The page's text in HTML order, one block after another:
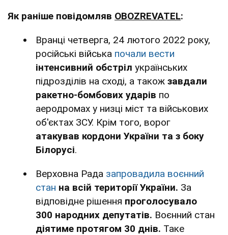
Як раніше повідомляв OBOZREVATEL:
Вранці четверга, 24 лютого 2022 року,
російські війська почали вести
інтенсивний обстріл українських
підрозділів на сході, а також завдали
ракетно-бомбових ударів по
аеродромах у низці міст та військових
об'єктах ЗСУ. Крім того, ворог
атакував кордони України та з боку
Білорусі.
Верховна Рада запровадила воєнний
стан на всій території України. За
відповідне рішення проголосувало
300 народних депутатів. Воєнний стан
діятиме протягом 30 днів. Таке